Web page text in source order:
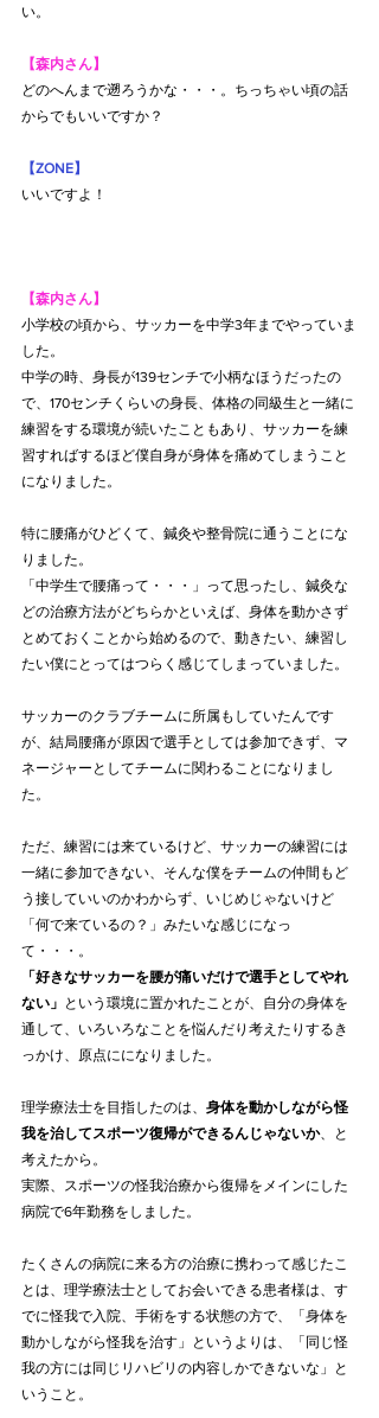
い。
【森内さん】
どのへんまで遡ろうかな・・・。ちっちゃい頃の話
からでもいいですか？
【ZONE】
いいですよ！
【森内さん】
小学校の頃から、サッカーを中学3年までやっていま
した。
中学の時、身長が139センチで小柄なほうだったの
で、170センチくらいの身長、体格の同級生と一緒に
練習をする環境が続いたこともあり、サッカーを練
習すればするほど僕自身が身体を痛めてしまうこと
になりました。
特に腰痛がひどくて、鍼灸や整骨院に通うことにな
りました。
「中学生で腰痛って・・・」って思ったし、鍼灸な
どの治療方法がどちらかといえば、身体を動かさず
とめておくことから始めるので、動きたい、練習し
たい僕にとってはつらく感じてしまっていました。
サッカーのクラブチームに所属もしていたんです
が、結局腰痛が原因で選手としては参加できず、マ
ネージャーとしてチームに関わることになりまし
た。
ただ、練習には来ているけど、サッカーの練習には
一緒に参加できない、そんな僕をチームの仲間もど
う接していいのかわからず、いじめじゃないけど
「何で来ているの？」みたいな感じになっ
て・・・。
「好きなサッカーを腰が痛いだけで選手としてやれ
ない」 という環境に置かれたことが、自分の身体を
通して、いろいろなことを悩んだり考えたりするき
っかけ、原点にになりました。
理学療法士を目指したのは、 身体を動かしながら怪
我を治してスポーツ復帰ができるんじゃないか、と
考えたから。
実際、スポーツの怪我治療から復帰をメインにした
病院で6年勤務をしました。
たくさんの病院に来る方の治療に携わって感じたこ
とは、理学療法士としてお会いできる患者様は、す
でに怪我で入院、手術をする状態の方で、「身体を
動かしながら怪我を治す」というよりは、「同じ怪
我の方には同じリハビリの内容しかできないな」と
いうこと。